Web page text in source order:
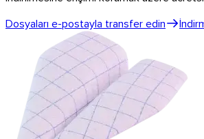
Dosyaları e-postayla transfer edin